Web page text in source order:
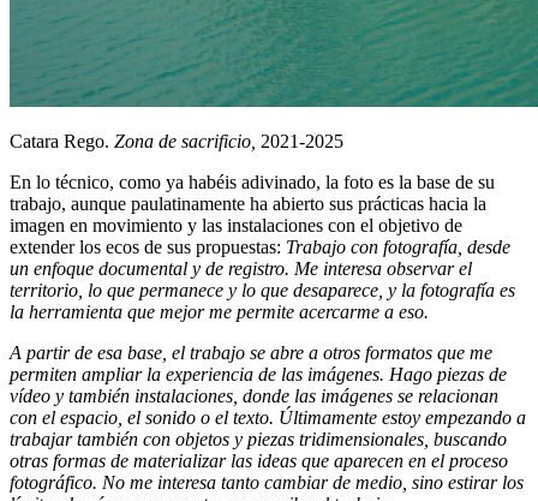
Catara Rego. Zona de sacrificio, 2021-2025
En lo técnico, como ya habéis adivinado, la foto es la base de su
trabajo, aunque paulatinamente ha abierto sus prácticas hacia la
imagen en movimiento y las instalaciones con el objetivo de
extender los ecos de sus propuestas: Trabajo con fotografía, desde
un enfoque documental y de registro. Me interesa observar el
territorio, lo que permanece y lo que desaparece, y la fotografía es
la herramienta que mejor me permite acercarme a eso.
A partir de esa base, el trabajo se abre a otros formatos que me
permiten ampliar la experiencia de las imágenes. Hago piezas de
vídeo y también instalaciones, donde las imágenes se relacionan
con el espacio, el sonido o el texto. Últimamente estoy empezando a
trabajar también con objetos y piezas tridimensionales, buscando
otras formas de materializar las ideas que aparecen en el proceso
fotográfico. No me interesa tanto cambiar de medio, sino estirar los